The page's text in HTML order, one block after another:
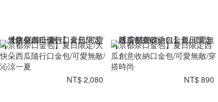
【京都奈口金包】夏日限定/大
快朵西瓜隨行口金包/可愛無敵/
沁涼一夏
NT$ 2,080
【京都奈口金包】夏日限定西
瓜創意收納口金包/可愛無敵/穿
搭時尚
NT$ 890